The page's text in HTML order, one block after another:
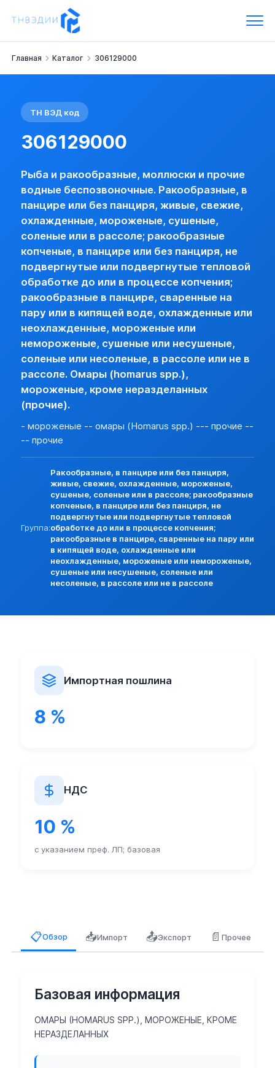
Код ТН ВЭД: 306129000
Рыба и ракообразные, моллюски и прочие водные
Ракообразные, в панцире или без панциря, живые, свежие,
Омары (homarus spp.), мороженые, кроме неразделанных
НДС:10 %
Базовая информация
ОМАРЫ (HOMARUS SPP.), МОРОЖЕНЫЕ, КРОМЕ
Импорт:
Акциз:
нет
НДС:
10 % (с указанием преф. ЛП)
Пошлина по стране:
есть
Лицензирование:
нет
Преф. режим для РС:
да (базовая)
Преф. режим для НРС:
нет
Сертификация:
нет
Разреш. прочие:
нет (базовая)
Прочие особености:
Запреты (другие страны): нет (базовая)
Экспорт:
Лицензирование:
нет (базовая)
Запреты (другие страны):
нет (базовая)
Главная Каталог 306129000
ТН ВЭД код
306129000
Рыба и ракообразные, моллюски и прочие
водные беспозвоночные. Ракообразные, в
панцире или без панциря, живые, свежие,
охлажденные, мороженые, сушеные,
соленые или в рассоле; ракообразные
копченые, в панцире или без панциря, не
подвергнутые или подвергнутые тепловой
обработке до или в процессе копчения;
ракообразные в панцире, сваренные на
пару или в кипящей воде, охлажденные или
неохлажденные, мороженые или
немороженые, сушеные или несушеные,
соленые или несоленые, в рассоле или не в
рассоле. Омары (homarus spp.),
мороженые, кроме неразделанных
(прочие).
- мороженые -- омары (Homarus spp.) --- прочие --
-- прочие
Группа:
Ракообразные, в панцире или без панциря,
живые, свежие, охлажденные, мороженые,
сушеные, соленые или в рассоле; ракообразные
копченые, в панцире или без панциря, не
подвергнутые или подвергнутые тепловой
обработке до или в процессе копчения;
ракообразные в панцире, сваренные на пару или
в кипящей воде, охлажденные или
неохлажденные, мороженые или немороженые,
сушеные или несушеные, соленые или
несоленые, в рассоле или не в рассоле
Импортная пошлина
8 %
НДС
10 %
с указанием преф. ЛП; базовая
📋Обзор 📥Импорт 📤Экспорт 📄Прочее
Базовая информация
ОМАРЫ (HOMARUS SPP.), МОРОЖЕНЫЕ, КРОМЕ
НЕРАЗДЕЛАННЫХ